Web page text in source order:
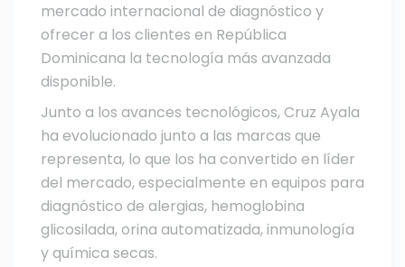
mercado internacional de diagnóstico y
ofrecer a los clientes en República
Dominicana la tecnología más avanzada
disponible.
Junto a los avances tecnológicos, Cruz Ayala
ha evolucionado junto a las marcas que
representa, lo que los ha convertido en líder
del mercado, especialmente en equipos para
diagnóstico de alergias, hemoglobina
glicosilada, orina automatizada, inmunología
y química secas.